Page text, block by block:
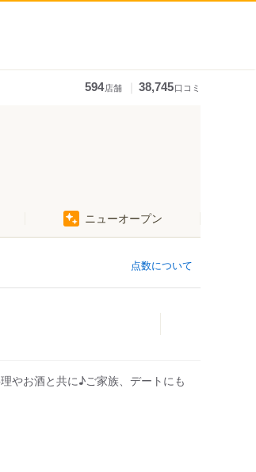
594店舗 38,745口コミ
ニューオープン
点数について
やお酒と共に♪ご家族、デートにも